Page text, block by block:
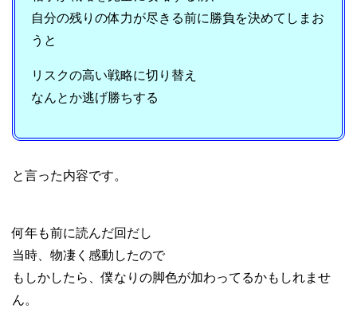
自分の残りの体力が尽きる前に勝負を決めてしまお
うと
リスクの高い戦略に切り替え
なんとか逃げ勝ちする
と言った内容です。
何年も前に読んだ回だし
当時、物凄く感動したので
もしかしたら、僕なりの脚色が加わってるかもしれませ
ん。